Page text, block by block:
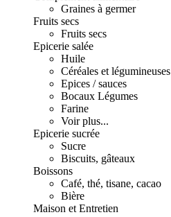
Graines à germer
Fruits secs
Fruits secs
Epicerie salée
Huile
Céréales et légumineuses
Epices / sauces
Bocaux Légumes
Farine
Voir plus...
Epicerie sucrée
Sucre
Biscuits, gâteaux
Boissons
Café, thé, tisane, cacao
Bière
Maison et Entretien